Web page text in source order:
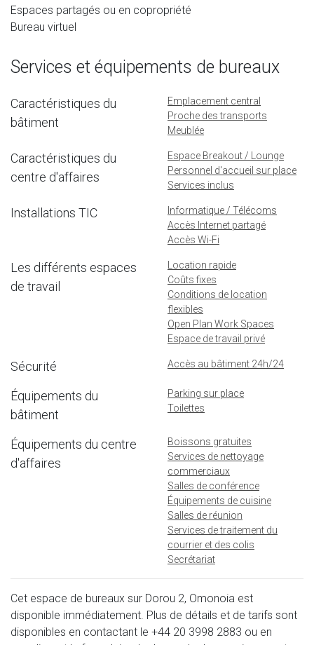
Espaces partagés ou en copropriété
Bureau virtuel
Services et équipements de bureaux
Caractéristiques du
bâtiment
Emplacement central
Proche des transports
Meublée
Caractéristiques du
centre d'affaires
Espace Breakout / Lounge
Personnel d'accueil sur place
Services inclus
Installations TIC
Informatique / Télécoms
Accès Internet partagé
Accès Wi-Fi
Les différents espaces
de travail
Location rapide
Coûts fixes
Conditions de location
flexibles
Open Plan Work Spaces
Espace de travail privé
Sécurité Accès au bâtiment 24h/24
Équipements du
bâtiment
Parking sur place
Toilettes
Équipements du centre
d'affaires
Boissons gratuites
Services de nettoyage
commerciaux
Salles de conférence
Équipements de cuisine
Salles de réunion
Services de traitement du
courrier et des colis
Secrétariat
Cet espace de bureaux sur Dorou 2, Omonoia est
disponible immédiatement. Plus de détails et de tarifs sont
disponibles en contactant le +44 20 3998 2883 ou en